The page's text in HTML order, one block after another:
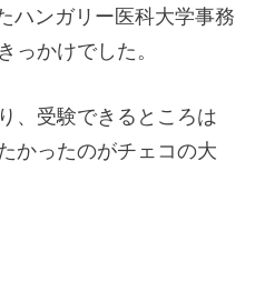
ハンガリー医科大学事務
っかけでした。
、受験できるところは
かったのがチェコの大